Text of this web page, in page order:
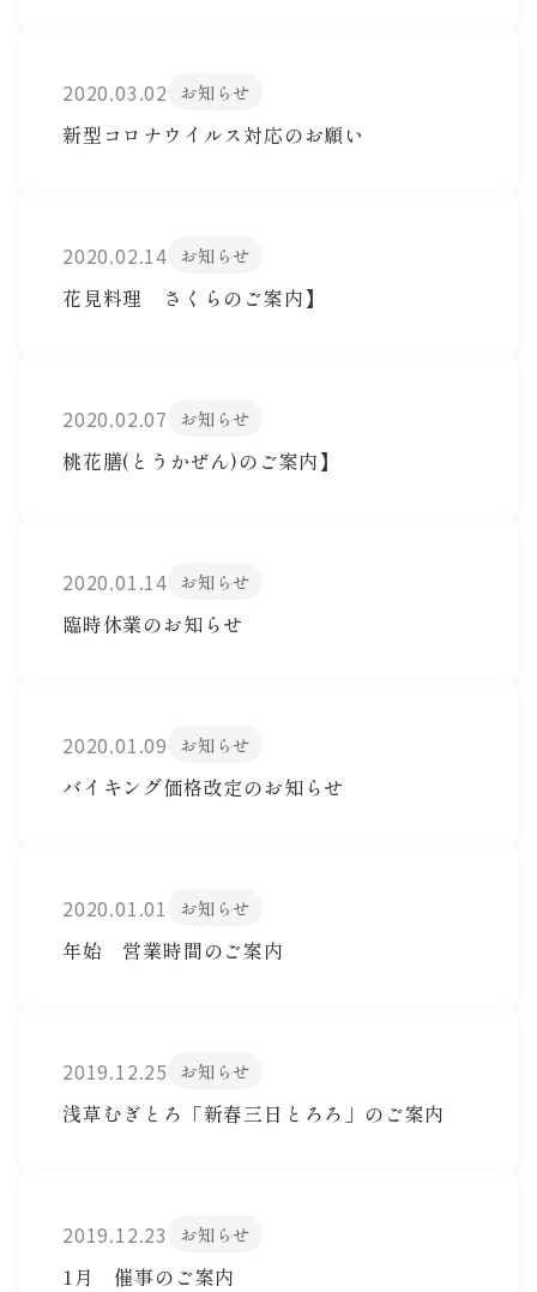
2020.03.02 お知らせ
新型コロナウイルス対応のお願い
2020.02.14 お知らせ
花見料理 さくらのご案内】
2020.02.07 お知らせ
桃花膳(とうかぜん)のご案内】
2020.01.14 お知らせ
臨時休業のお知らせ
2020.01.09 お知らせ
バイキング価格改定のお知らせ
2020.01.01 お知らせ
年始 営業時間のご案内
2019.12.25 お知らせ
浅草むぎとろ「新春三日とろろ」のご案内
2019.12.23 お知らせ
1月 催事のご案内